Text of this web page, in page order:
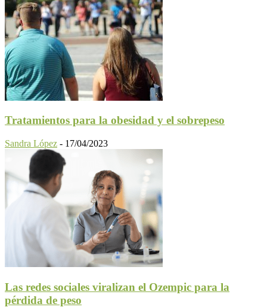
Tratamientos para la obesidad y el sobrepeso
Sandra López - 17/04/2023
Las redes sociales viralizan el Ozempic para la
pérdida de peso